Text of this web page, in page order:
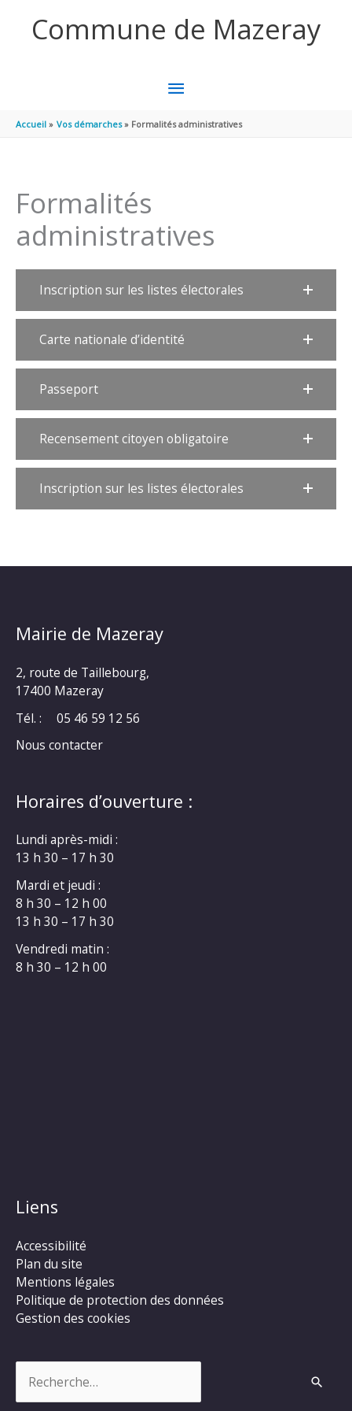
Commune de Mazeray
MENU
PRINCIPAL
Accueil Vos démarches Formalités administratives
Formalités
administratives
Inscription sur les listes électorales
Carte nationale d’identité
Passeport
Recensement citoyen obligatoire
Inscription sur les listes électorales
Mairie de Mazeray
2, route de Taillebourg,
17400 Mazeray
Tél. :
05 46 59 12 56
Nous contacter
Horaires d’ouverture :
Lundi après-midi :
13 h 30 – 17 h 30
Mardi et jeudi :
8 h 30 – 12 h 00
13 h 30 – 17 h 30
Vendredi matin :
8 h 30 – 12 h 00
Liens
Accessibilité
Plan du site
Mentions légales
Politique de protection des données
Gestion des cookies